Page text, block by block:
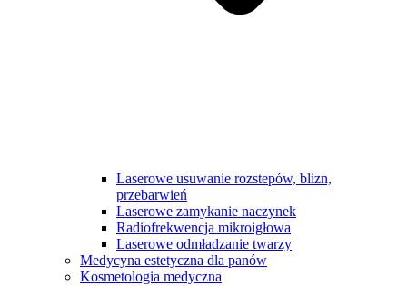
Laserowe usuwanie rozstepów, blizn,
przebarwień
Laserowe zamykanie naczynek
Radiofrekwencja mikroigłowa
Laserowe odmładzanie twarzy
Medycyna estetyczna dla panów
Kosmetologia medyczna